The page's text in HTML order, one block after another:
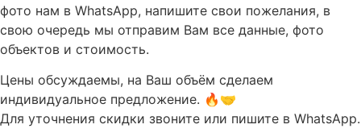
фото нам в WhatsApp, напишите свои пожелания, в
свою очередь мы отправим Вам все данные, фото
объектов и стоимость.
Цены обсуждаемы, на Ваш объём сделаем
индивидуальное предложение. 🔥🤝
Для уточнения скидки звоните или пишите в WhatsApp.